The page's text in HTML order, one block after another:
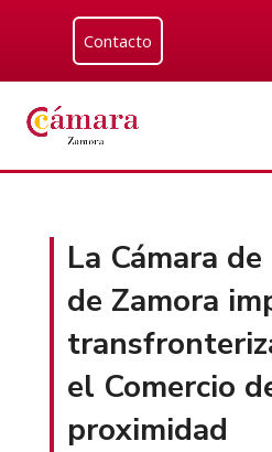
Contacto
La Cámara
de Zamora
el Comercio
proximidad